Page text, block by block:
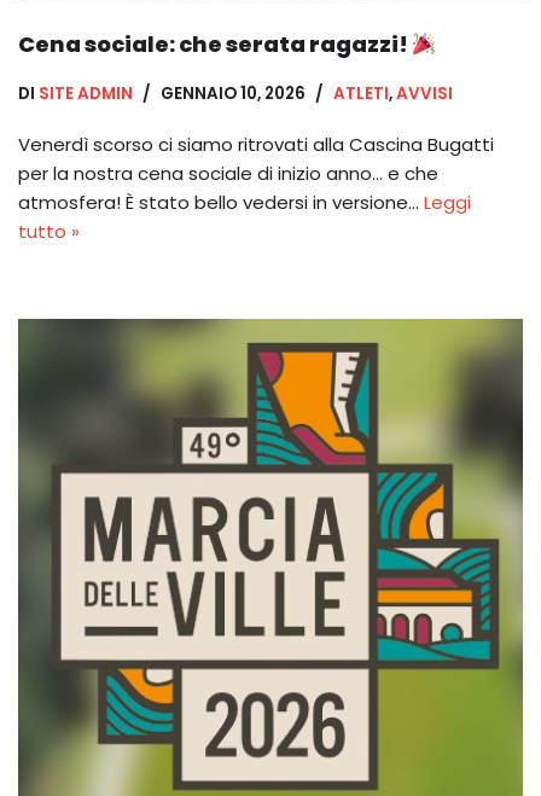
Cena sociale: che serata ragazzi!
DI SITE ADMIN GENNAIO 10, 2026 ATLETI,AVVISI
Venerdì scorso ci siamo ritrovati alla Cascina Bugatti
per la nostra cena sociale di inizio anno… e che
atmosfera! È stato bello vedersi in versione… Leggi
tutto »